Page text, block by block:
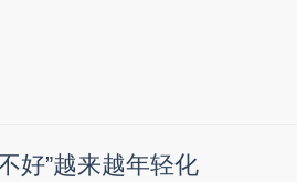
好”越来越年轻化